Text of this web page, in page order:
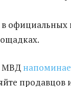
МВД
продавцов